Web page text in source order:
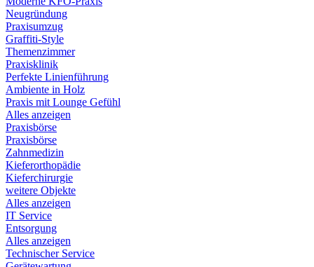
Neugründung
Praxisumzug
Graffiti-Style
Themenzimmer
Praxisklinik
Perfekte Linienführung
Ambiente in Holz
Praxis mit Lounge Gefühl
Alles anzeigen
Praxisbörse
Praxisbörse
Zahnmedizin
Kieferorthopädie
Kieferchirurgie
weitere Objekte
Alles anzeigen
IT Service
Entsorgung
Alles anzeigen
Technischer Service